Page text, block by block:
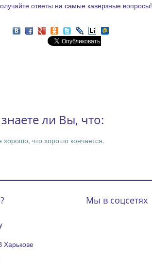
ответы на самые каверзные вопросы!
ли Вы, что:
хорошо, что хорошо кончается.
Мы в соцсетях
Харькове